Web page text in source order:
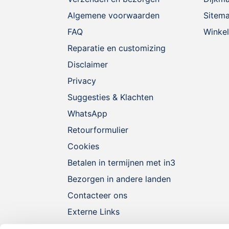
Algemene voorwaarden
FAQ
Reparatie en customizing
Disclaimer
Privacy
Suggesties & Klachten
WhatsApp
Retourformulier
Cookies
Betalen in termijnen met in3
Bezorgen in andere landen
Contacteer ons
Externe Links